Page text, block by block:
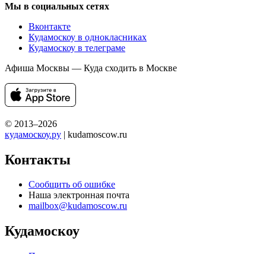
Мы в социальных сетях
Вконтакте
Кудамоскоу в однокласниках
Кудамоскоу в телеграме
Афиша Москвы — Куда сходить в Москве
© 2013–2026
кудамоскоу.ру | kudamoscow.ru
Контакты
Сообщить об ошибке
Наша электронная почта
mailbox@kudamoscow.ru
Кудамоскоу